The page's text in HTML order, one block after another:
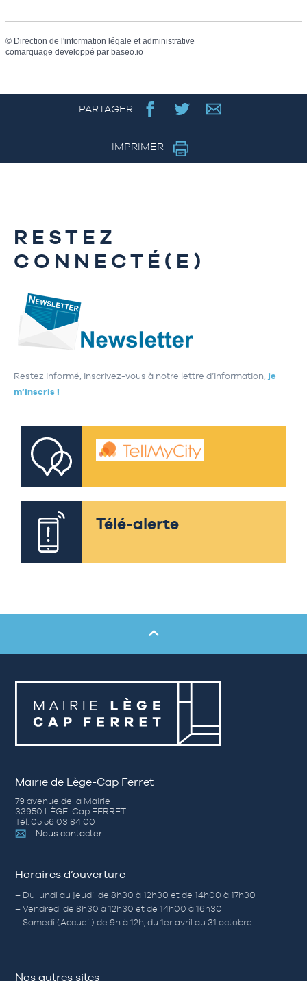
© Direction de l'information légale et administrative
comarquage developpé par baseo.io
PARTAGER
IMPRIMER
RESTEZ
CONNECTÉ(E)
Restez informé, inscrivez-vous à notre lettre d’information, je
m’inscris !
Télé-alerte
Mairie de Lège-Cap Ferret
79 avenue de la Mairie
33950 LÈGE-Cap FERRET
Tél. 05 56 03 84 00
Nous contacter
Horaires d’ouverture
– Du lundi au jeudi de 8h30 à 12h30 et de 14h00 à 17h30
– Vendredi de 8h30 à 12h30 et de 14h00 à 16h30
– Samedi (Accueil) de 9h à 12h, du 1er avril au 31 octobre.
Nos autres sites